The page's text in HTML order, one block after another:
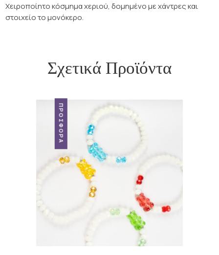
Χειροποίητο κόσμημα χεριού, δομημένο με χάντρες και
στοιχείο το μονόκερο.
Σχετικά Προϊόντα
ΠΡΟΣΦΟΡΆ